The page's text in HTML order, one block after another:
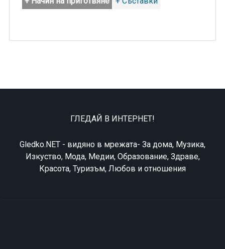
ГЛЕДАЙ В ИНТЕРНЕТ!
Gledko.NET - видяно в мрежата- За дома, Музика,
Изкуство, Мода, Медии, Образование, Здраве,
Красота, Туризъм, Любов и отношения